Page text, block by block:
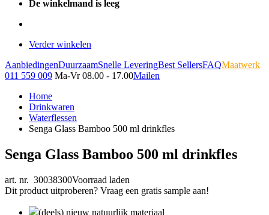
De winkelmand is leeg
Verder winkelen
AanbiedingenDuurzaamSnelle LeveringBest SellersFAQMaatwerk
011 559 009 Ma-Vr 08.00 - 17.00Mailen
Home
Drinkwaren
Waterflessen
Senga Glass Bamboo 500 ml drinkfles
Senga Glass Bamboo 500 ml drinkfles
art. nr. 30038300Voorraad laden
Dit product uitproberen? Vraag een gratis sample aan!
(deels) nieuw natuurlijk materiaal